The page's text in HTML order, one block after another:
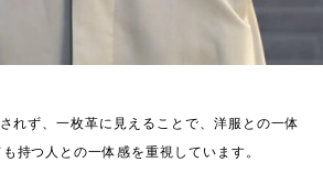
れず、一枚革に見えることで、洋服との一体
持つ人との一体感を重視しています。